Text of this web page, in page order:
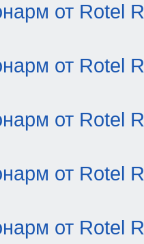
от Rotel
от Rotel
от Rotel
от Rotel
от Rotel